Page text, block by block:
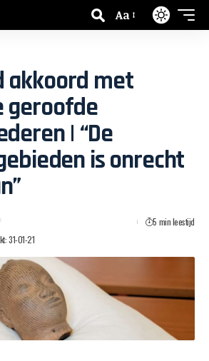
Aa
akkoord met
geroofde
| “De
is onrecht
31-01-21
5 min leestijd